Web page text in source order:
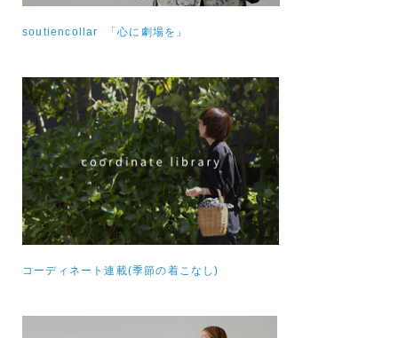
soutiencollar 「心に劇場を」
コーディネート連載(季節の着こなし)